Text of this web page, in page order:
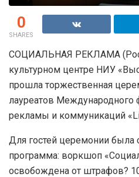
0
SHARES
СОЦИАЛЬНАЯ РЕКЛАМА
культурном центре НИУ
прошла торжественная
лауреатов Международного
рекламы и коммуникаций
Для гостей церемонии была
программа: воркшоп
освобождена от штрафов?